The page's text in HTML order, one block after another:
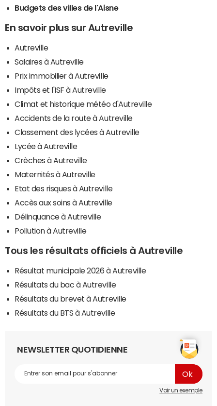
Budgets des villes de l'Aisne
En savoir plus sur Autreville
Autreville
Salaires à Autreville
Prix immobilier à Autreville
Impôts et l'ISF à Autreville
Climat et historique météo d'Autreville
Accidents de la route à Autreville
Classement des lycées à Autreville
Lycée à Autreville
Crèches à Autreville
Maternités à Autreville
Etat des risques à Autreville
Accès aux soins à Autreville
Délinquance à Autreville
Pollution à Autreville
Tous les résultats officiels à Autreville
Résultat municipale 2026 à Autreville
Résultats du bac à Autreville
Résultats du brevet à Autreville
Résultats du BTS à Autreville
NEWSLETTER QUOTIDIENNE
Voir un exemple